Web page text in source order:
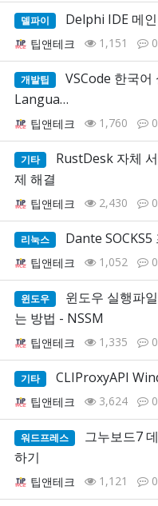
델파이 Delphi IDE 메
팁앤테크 1,151 0
개발팁
VSCode 한국
Langua…
팁앤테크 1,760 0
기타
RustDesk 자체
제 해결
팁앤테크 2,430 0
리눅스 Dante
팁앤테크 1,052 0
윈도우
윈도우 실행파
는 방법 - NSSM
팁앤테크 1,335 0
기타 CLIProxyAPI
팁앤테크 3,624 0
워드프레스
그누보드7
하기
팁앤테크 1,121 0